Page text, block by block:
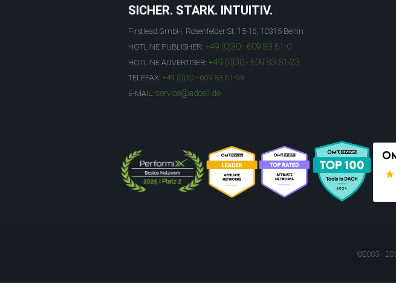
SICHER. STARK. INTUITIV.
Firstlead GmbH, Rosenfelder St. 15-16, 10315 Berlin
HOTLINE PUBLISHER: +49 (0)30 - 609 83 61-0
HOTLINE ADVERTISER: +49 (0)30 - 609 83 61-23
TELEFAX: +49 (0)30 - 609 83 61-99
E-MAIL: service@adcell.de
©2003 -